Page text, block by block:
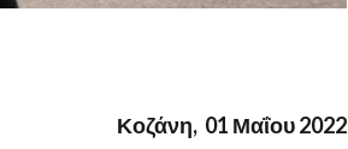
Κοζάνη, 01 Μαΐου 2022